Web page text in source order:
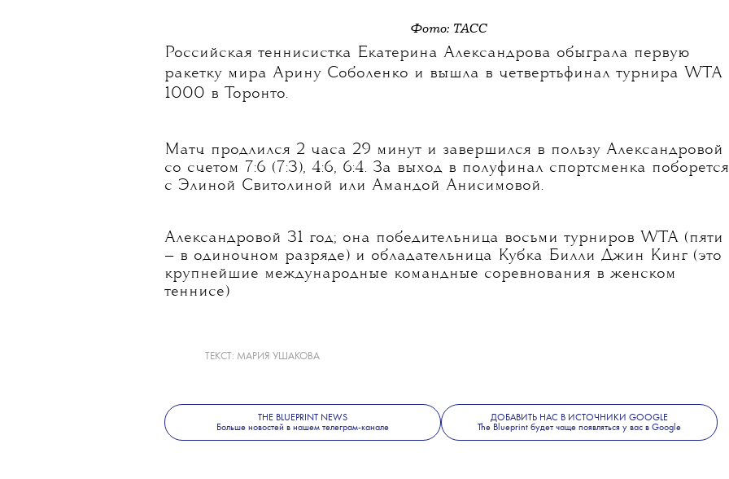
Фото: ТАСС
Российская теннисистка Екатерина Александрова обыграла первую
ракетку мира Арину Соболенко и вышла в четвертьфинал турнира WTA
1000 в Торонто.
Матч продлился 2 часа 29 минут и завершился в пользу Александровой
со счетом 7:6 (7:3), 4:6, 6:4. За выход в полуфинал спортсменка поборется
с Элиной Свитолиной или Амандой Анисимовой.
Александровой 31 год; она победительница восьми турниров WTA (пяти
— в одиночном разряде) и обладательница Кубка Билли Джин Кинг (это
крупнейшие международные командные соревнования в женском
теннисе)
ТЕКСТ: МАРИЯ УШАКОВА
THE BLUEPRINT NEWS
Больше новостей в нашем телеграм-канале
ДОБАВИТЬ НАС В ИСТОЧНИКИ GOOGLE
The Blueprint будет чаще появляться у вас в Google